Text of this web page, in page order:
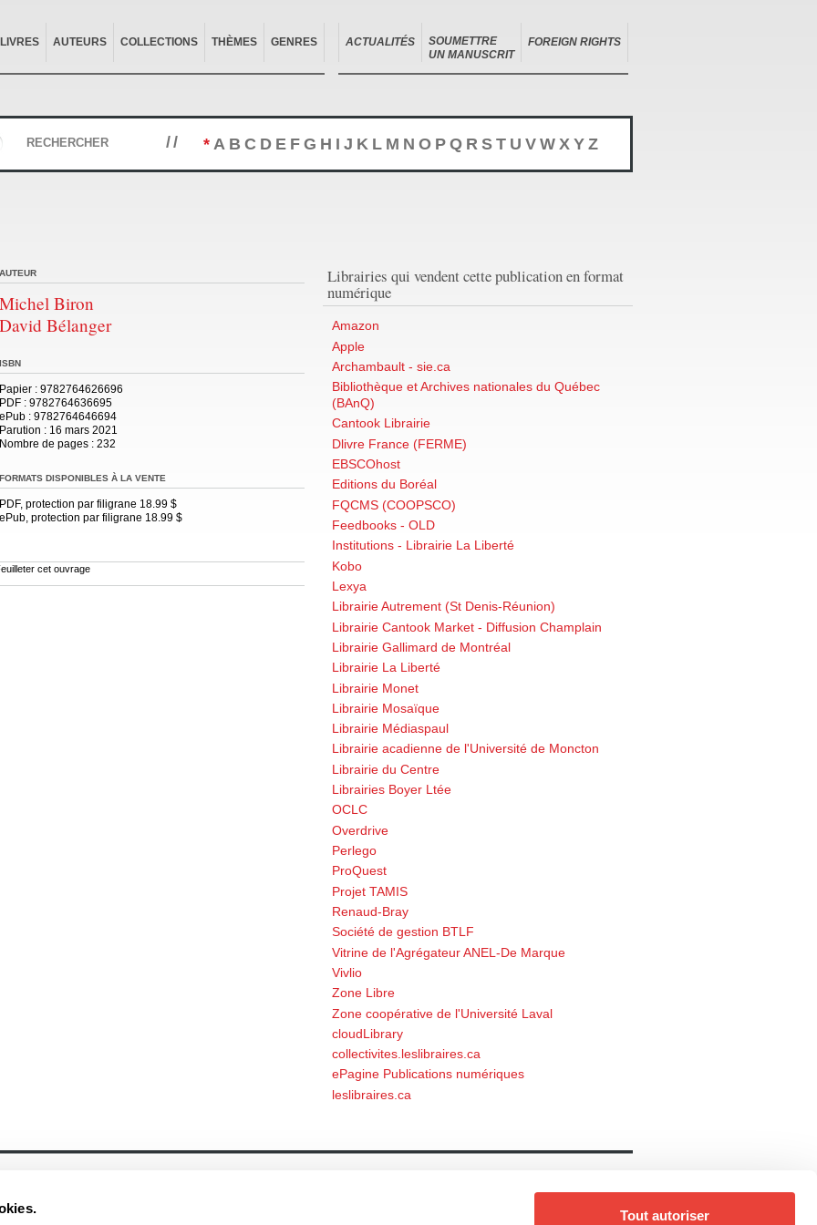
Tout autoriser
LIVRES AUTEURS COLLECTIONS THÈMES GENRES ACTUALITÉS
SOUMETTRE
UN MANUSCRIT
FOREIGN RIGHTS
RECHERCHER // * A B C D E F G H I J K L M N O P Q R S T U V W X Y Z
AUTEUR
Biron
Bélanger
ISBN
: 9782764626696
: 9782764636695
: 9782764646694
: 16 mars 2021
de pages :232
FORMATS DISPONIBLES À LA VENTE
protection par filigrane 18.99 $
protection par filigrane 18.99 $
cet ouvrage
Librairies qui vendent cette publication en format
numérique
Amazon
Apple
Archambault - sie.ca
Bibliothèque et Archives nationales du Québec
(BAnQ)
Cantook Librairie
Dlivre France (FERME)
EBSCOhost
Editions du Boréal
FQCMS (COOPSCO)
Feedbooks - OLD
Institutions - Librairie La Liberté
Kobo
Lexya
Librairie Autrement (St Denis-Réunion)
Librairie Cantook Market - Diffusion Champlain
Librairie Gallimard de Montréal
Librairie La Liberté
Librairie Monet
Librairie Mosaïque
Librairie Médiaspaul
Librairie acadienne de l'Université de Moncton
Librairie du Centre
Librairies Boyer Ltée
OCLC
Overdrive
Perlego
ProQuest
Projet TAMIS
Renaud-Bray
Société de gestion BTLF
Vitrine de l'Agrégateur ANEL-De Marque
Vivlio
Zone Libre
Zone coopérative de l'Université Laval
cloudLibrary
collectivites.leslibraires.ca
ePagine Publications numériques
leslibraires.ca
Équipe